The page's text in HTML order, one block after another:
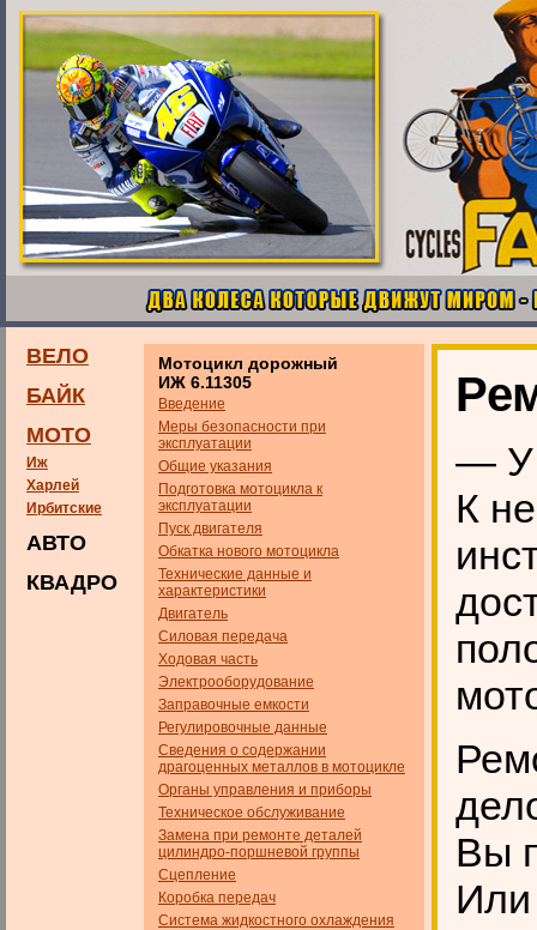
ВЕЛО
БАЙК
МОТО
Иж
Харлей
Ирбитские
АВТО
КВАДРО
Мотоцикл дорожный
ИЖ 6.11305
Введение
Меры безопасности при
эксплуатации
Общие указания
Подготовка мотоцикла к
эксплуатации
Пуск двигателя
Обкатка нового мотоцикла
Технические данные и
характеристики
Двигатель
Силовая передача
Ходовая часть
Электрооборудование
Заправочные емкости
Регулировочные данные
Сведения о содержании
драгоценных металлов в мотоцикле
Органы управления и приборы
Техническое обслуживание
Замена при ремонте деталей
цилиндро-поршневой группы
Сцепление
Коробка передач
Система жидкостного охлаждения
— У
К
Вы
Или